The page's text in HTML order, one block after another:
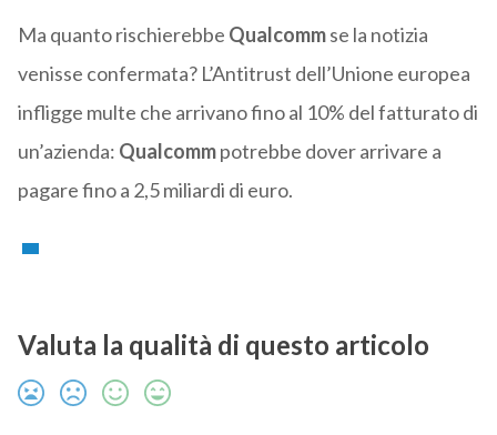
Ma quanto rischierebbe Qualcommse la notizia
venisse confermata? L’Antitrust dell’Unione europea
infligge multe che arrivano fino al 10% del fatturato di
un’azienda: Qualcommpotrebbe dover arrivare a
pagare fino a 2,5 miliardi di euro.
Valuta la qualità di questo articolo